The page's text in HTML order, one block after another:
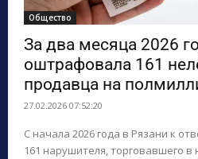
Общество
За два месяца 2026
оштрафовала 161
продавца на
27.02.2026 07:52:20
С начала 2026 года в Рязани к
161 нарушителя, торговавшего